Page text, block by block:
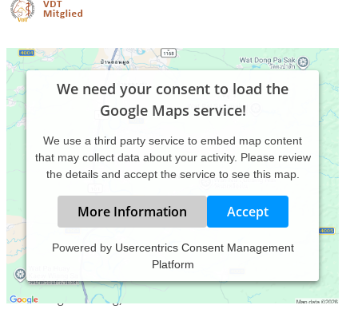
We need your consent to load the
Google Maps service!
We use a third party service to embed map content
that may collect data about your activity. Please review
the details and accept the service to see this map.
More Information Accept
Powered by Usercentrics Consent Management
Platform
Mobile Tierheilpraxis, Hundephysiotherapie (inkl. Dorn -
Breuß) und Ernährungsberatung ( inkl.spezieller/individueller
Ernährungsberatung)